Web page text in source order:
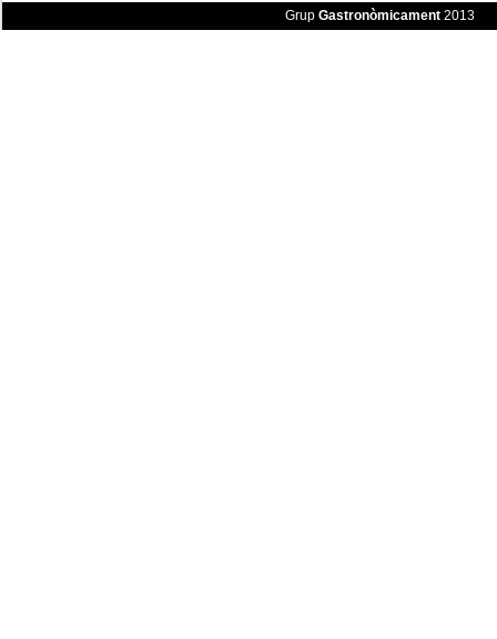
Grup Gastronòmicament2013